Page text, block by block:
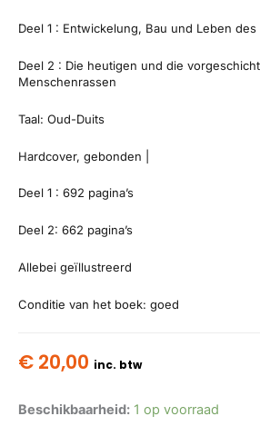
Deel 1 : Entwickelung, Bau und Leben
Deel 2 : Die heutigen und die
Menschenrassen
Taal: Oud-Duits
Hardcover, gebonden |
Deel 1 : 692 pagina’s
Deel 2: 662 pagina’s
Allebei geïllustreerd
Conditie van het boek: goed
€ 20,00 inc. btw
Beschikbaarheid: 1 op voorraad